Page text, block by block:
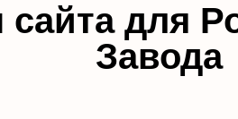
для
Завода